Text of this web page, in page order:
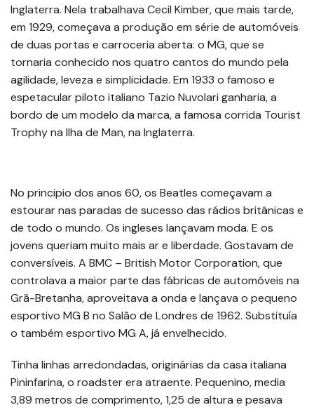
Inglaterra. Nela trabalhava Cecil Kimber, que mais tarde,
em 1929, começava a produção em série de automóveis
de duas portas e carroceria aberta: o MG, que se
tornaria conhecido nos quatro cantos do mundo pela
agilidade, leveza e simplicidade. Em 1933 o famoso e
espetacular piloto italiano Tazio Nuvolari ganharia, a
bordo de um modelo da marca, a famosa corrida Tourist
Trophy na Ilha de Man, na Inglaterra.
No principio dos anos 60, os Beatles começavam a
estourar nas paradas de sucesso das rádios britânicas e
de todo o mundo. Os ingleses lançavam moda. E os
jovens queriam muito mais ar e liberdade. Gostavam de
conversíveis. A BMC – British Motor Corporation, que
controlava a maior parte das fábricas de automóveis na
Grã-Bretanha, aproveitava a onda e lançava o pequeno
esportivo MG B no Salão de Londres de 1962. Substituía
o também esportivo MG A, já envelhecido.
Tinha linhas arredondadas, originárias da casa italiana
Pininfarina, o roadster era atraente. Pequenino, media
3,89 metros de comprimento, 1,25 de altura e pesava